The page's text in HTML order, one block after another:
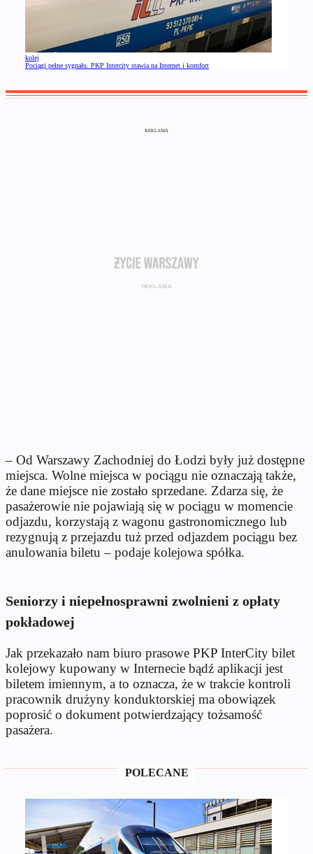
kolej
Pociągi pełne sygnału. PKP Intercity stawia na Internet i komfort
REKLAMA
– Od Warszawy Zachodniej do Łodzi były już dostępne
miejsca. Wolne miejsca w pociągu nie oznaczają także,
że dane miejsce nie zostało sprzedane. Zdarza się, że
pasażerowie nie pojawiają się w pociągu w momencie
odjazdu, korzystają z wagonu gastronomicznego lub
rezygnują z przejazdu tuż przed odjazdem pociągu bez
anulowania biletu – podaje kolejowa spółka.
Seniorzy i niepełnosprawni zwolnieni z opłaty
pokładowej
Jak przekazało nam biuro prasowe PKP InterCity bilet
kolejowy kupowany w Internecie bądź aplikacji jest
biletem imiennym, a to oznacza, że w trakcie kontroli
pracownik drużyny konduktorskiej ma obowiązek
poprosić o dokument potwierdzający tożsamość
pasażera.
POLECANE